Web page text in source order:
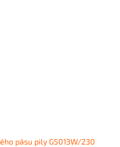
pásu pily G5013W/230